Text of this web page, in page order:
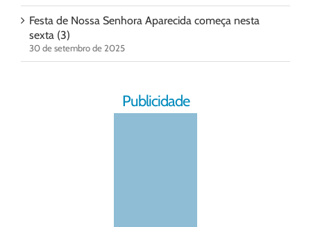
Festa de Nossa Senhora Aparecida começa nesta
sexta (3)
30 de setembro de 2025
Publicidade